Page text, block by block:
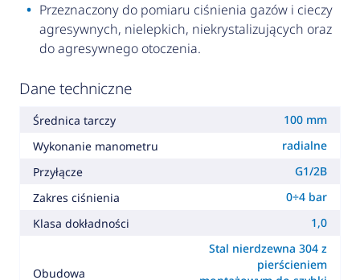
Przeznaczony do pomiaru ciśnienia gazów i cieczy
agresywnych, nielepkich, niekrystalizujących oraz
do agresywnego otoczenia.
Dane techniczne
Średnica tarczy
100 mm
Wykonanie manometru
radialne
Przyłącze
G1/2B
Zakres ciśnienia
0÷4 bar
Klasa dokładności
1,0
Obudowa
Stal nierdzewna 304 z
pierścieniem